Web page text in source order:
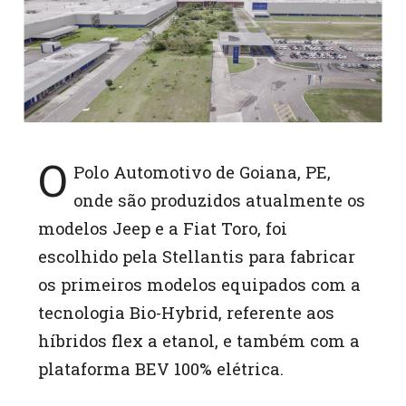
p
p
O Polo Automotivo de Goiana, PE,
onde são produzidos atualmente os
modelos Jeep e a Fiat Toro, foi
escolhido pela Stellantis para fabricar
os primeiros modelos equipados com a
tecnologia Bio-Hybrid, referente aos
híbridos flex a etanol, e também com a
plataforma BEV 100% elétrica.